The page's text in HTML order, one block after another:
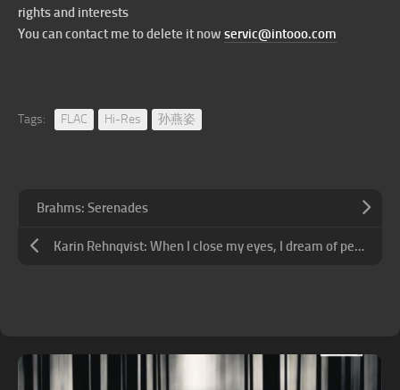
rights and interests
You can contact me to delete it now servic@intooo.com
Tags: FLAC Hi-Res 孙燕姿
Brahms: Serenades
Karin Rehnqvist: When I close my eyes, I dream of peace (352.8kHz DXD)